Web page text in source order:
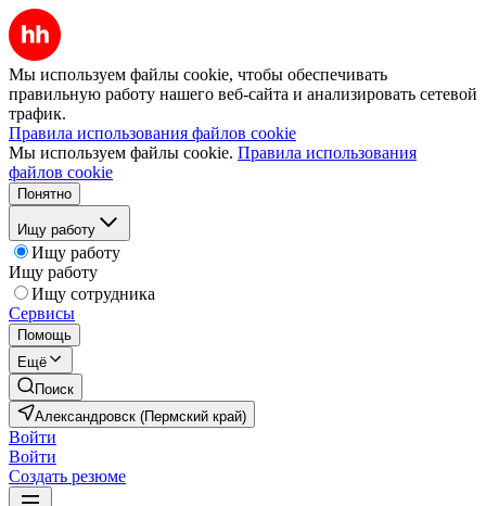
Мы используем файлы cookie, чтобы обеспечивать
правильную работу нашего веб-сайта и анализировать сетевой
трафик.
Правила использования файлов cookie
Мы используем файлы cookie. Правила использования
файлов cookie
Понятно
Ищу работу
Ищу работу
Ищу работу
Ищу сотрудника
Сервисы
Помощь
Ещё
Поиск
Александровск (Пермский край)
Войти
Войти
Создать резюме